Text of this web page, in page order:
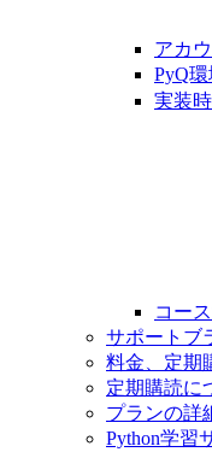
アカ
PyQ
実装
コー
サポートブ
料金、定期
定期購読に
プランの詳
Python学習